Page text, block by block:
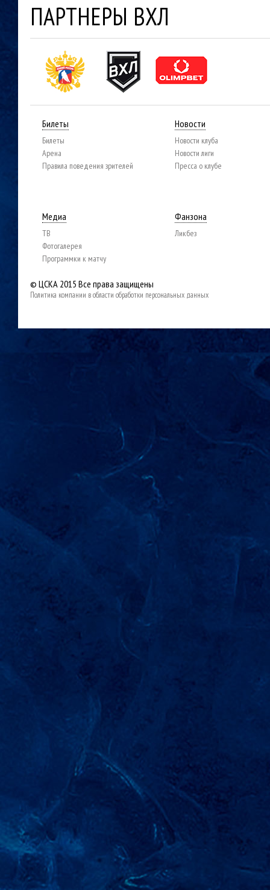
ПАРТНЕРЫ ВХЛ
Билеты
Билеты
Арена
Правила поведения зрителей
Новости
Новости клуба
Новости лиги
Пресса о клубе
Медиа
ТВ
Фотогалерея
Программки к матчу
Фанзона
Ликбез
© ЦСКА 2015 Все права защищены
Политика компании в области обработки персональных данных